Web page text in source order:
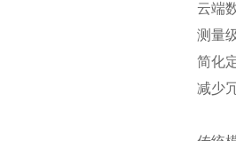
云端
测量
简化
减少